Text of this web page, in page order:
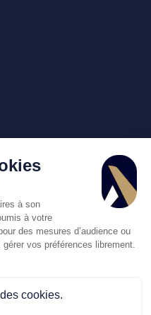
à son
à votre
des mesures d’audience ou
vos préférences librement.
cookies.